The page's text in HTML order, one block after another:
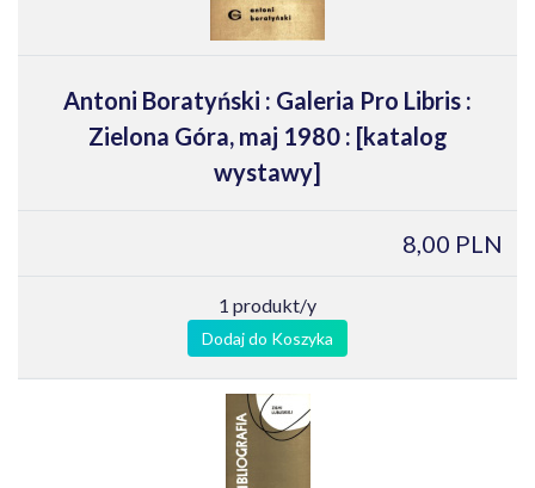
Antoni Boratyński : Galeria Pro Libris :
Zielona Góra, maj 1980 : [katalog
wystawy]
8,00 PLN
1 produkt/y
Dodaj do Koszyka